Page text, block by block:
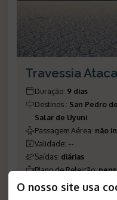
O nosso site usa
Travessia
Duração: 9 dias
Destinos : San Pedro
Salar de Uyuni
Passagem Aérea: não
Validade: --
Saídas: diárias
Plano de Refeição:
Número de Referência